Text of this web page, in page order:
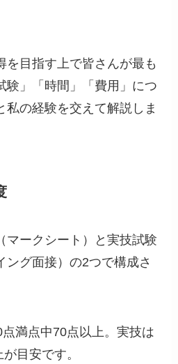
を目指す上で皆さんが最も
験」「時間」「費用」につ
私の経験を交えて解説しま
マークシート）と実技試験
ング面接）の2つで構成さ
満点中70点以上。実技は
目安です。